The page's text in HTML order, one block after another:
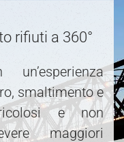
rifiuti a 360°
smaltimento e
e non
maggiori